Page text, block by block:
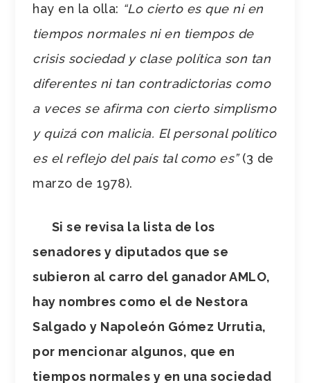
hay en la olla: “Lo cierto es que ni en
tiempos normales ni en tiempos de
crisis sociedad y clase política son tan
diferentes ni tan contradictorias como
a veces se afirma con cierto simplismo
y quizá con malicia. El personal político
es el reflejo del país tal como es”(3 de
marzo de 1978).
Si se revisa la lista de los
senadores y diputados que se
subieron al carro del ganador AMLO,
hay nombres como el de Nestora
Salgado y Napoleón Gómez Urrutia,
por mencionar algunos, que en
tiempos normales y en una sociedad